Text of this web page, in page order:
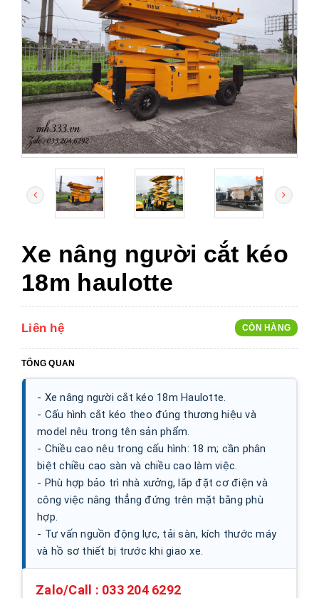
Xe nâng người cắt kéo
18m haulotte
Liên hệ CÒN HÀNG
TỔNG QUAN
- Xe nâng người cắt kéo 18m Haulotte.
- Cấu hình cắt kéo theo đúng thương hiệu và
model nêu trong tên sản phẩm.
- Chiều cao nêu trong cấu hình: 18 m; cần phân
biệt chiều cao sàn và chiều cao làm việc.
- Phù hợp bảo trì nhà xưởng, lắp đặt cơ điện và
công việc nâng thẳng đứng trên mặt bằng phù
hợp.
- Tư vấn nguồn động lực, tải sàn, kích thước máy
và hồ sơ thiết bị trước khi giao xe.
Zalo/Call : 033 204 6292